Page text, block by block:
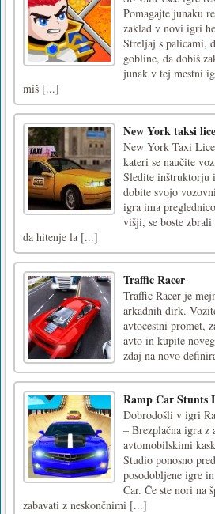
Pomagajte junaku
zaklad v novi igri
Streljaj s palicami,
gobline, da dobiš
junak v tej mestni
miš [...]
New York taksi
New York Taxi
kateri se naučite
Sledite inštruktorju
dobite svojo
igra ima
višji, se boste zbrali
da hitenje la [...]
Traffic Racer
Traffic Racer je
arkadnih dirk.
avtocestni promet,
avto in kupite
zdaj na novo
Ramp Car Stunts
Dobrodošli v igri
– Brezplačna igra
avtomobilskimi
Studio ponosno
posodobljene igre
Car. Če ste nori na
zabavati z neskončnimi [...]